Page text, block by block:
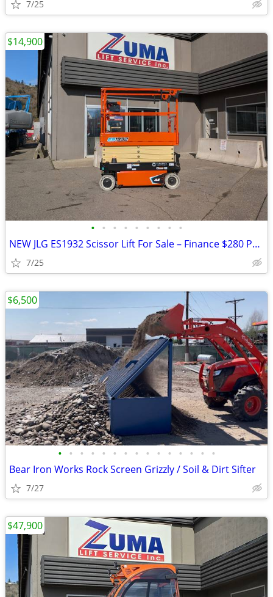
7/25
• • • • • • • • •
NEW JLG ES1932 Scissor Lift For Sale – Finance $280 Per Mo*
7/25
$14,900
• • • • • • • • • • • • • • •
Bear Iron Works Rock Screen Grizzly / Soil & Dirt Sifter
7/27
$6,500
$47,900